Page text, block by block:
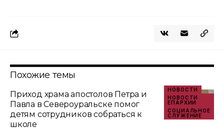
Похожие темы
НОВОСТИ
НОВОСТИ
ЕПАРХИИ
СОЦИАЛЬНОЕ
СЛУЖЕНИЕ
Приход храма апостолов Петра и
Павла в Североуральске помог
детям сотрудников собраться к
школе